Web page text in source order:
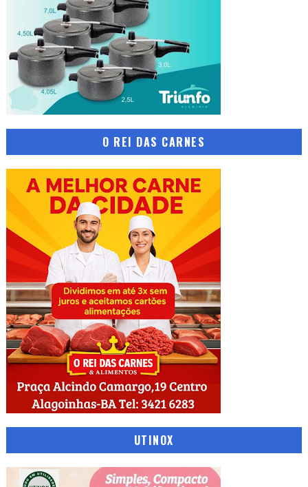
O REI DAS CARNES
UTINOX